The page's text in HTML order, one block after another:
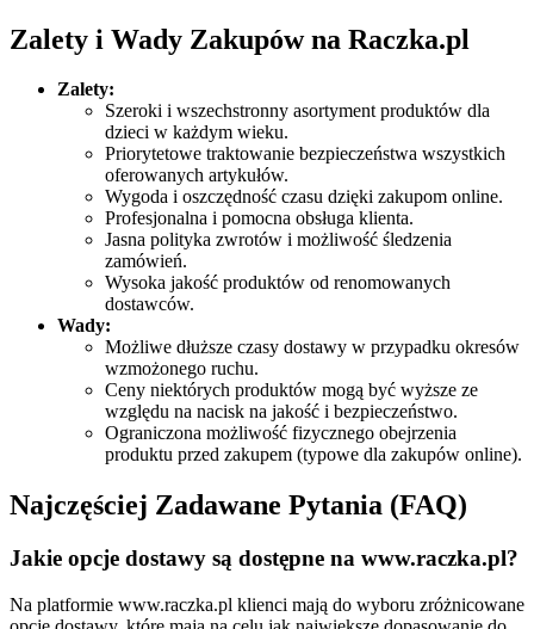
Zalety i Wady Zakupów na Raczka.pl
Zalety:
Szeroki i wszechstronny asortyment produktów dla
dzieci w każdym wieku.
Priorytetowe traktowanie bezpieczeństwa wszystkich
oferowanych artykułów.
Wygoda i oszczędność czasu dzięki zakupom online.
Profesjonalna i pomocna obsługa klienta.
Jasna polityka zwrotów i możliwość śledzenia
zamówień.
Wysoka jakość produktów od renomowanych
dostawców.
Wady:
Możliwe dłuższe czasy dostawy w przypadku okresów
wzmożonego ruchu.
Ceny niektórych produktów mogą być wyższe ze
względu na nacisk na jakość i bezpieczeństwo.
Ograniczona możliwość fizycznego obejrzenia
produktu przed zakupem (typowe dla zakupów online).
Najczęściej Zadawane Pytania (FAQ)
Jakie opcje dostawy są dostępne na www.raczka.pl?
Na platformie www.raczka.pl klienci mają do wyboru zróżnicowane